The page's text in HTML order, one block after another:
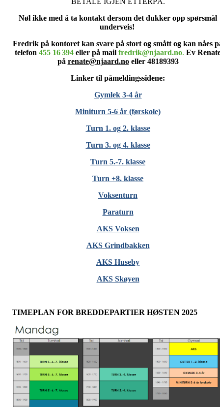
Nøl ikke med å ta kontakt dersom det dukker opp spørsmål
underveis!
Fredrik på kontoret kan svare på stort og smått og kan nåes
telefon 455 16 394 eller på mail fredrik@njaard.no. Ev
på renate@njaard.noeller 48189393
Linker til påmeldingssidene:
Gymlek 3-4 år
Miniturn 5-6 år (førskole)
Turn 1. og 2. klasse
Turn 3. og 4. klasse
Turn 5.-7. klasse
Turn +8. klasse
Voksenturn
Paraturn
AKS Voksen
AKS Grindbakken
AKS Huseby
AKS Skøyen
TIMEPLAN FOR BREDDEPARTIER HØSTEN 2025